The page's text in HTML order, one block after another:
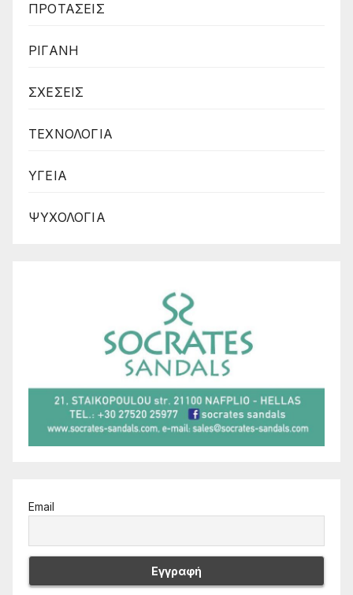
ΠΡΟΤΑΣΕΙΣ
ΡΙΓΑΝΗ
ΣΧΕΣΕΙΣ
ΤΕΧΝΟΛΟΓΙΑ
ΥΓΕΙΑ
ΨΥΧΟΛΟΓΙΑ
Email